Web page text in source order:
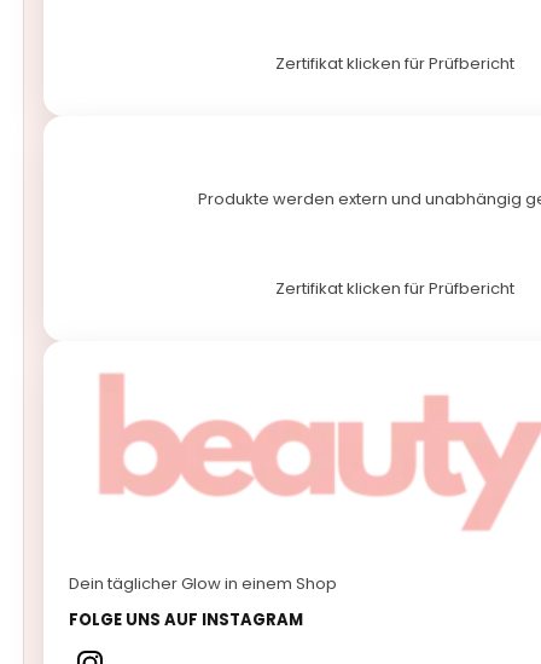
Zertifikat klicken für Prüfbericht
Produkte werden extern und unabhängig
Zertifikat klicken für Prüfbericht
Dein täglicher Glow in einem Shop
FOLGE UNS AUF INSTAGRAM